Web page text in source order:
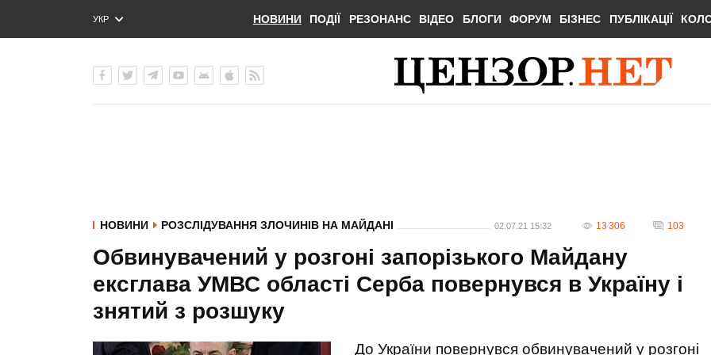
УКР
ENG
НОВИНИ ПОДІЇ РЕЗОНАНС ВІДЕО БЛОГИ ФОРУМ БІЗНЕС ПУБЛІКАЦІЇ
НОВИНИ РОЗСЛІДУВАННЯ ЗЛОЧИНІВ НА МАЙДАНІ 02.07.21 15:32 13 306 103
Обвинувачений у розгоні запорізького Майдану
ексглава УМВС області Серба повернувся в Україну і
знятий з розшуку
До України повернувся обвинувачений у розгоні